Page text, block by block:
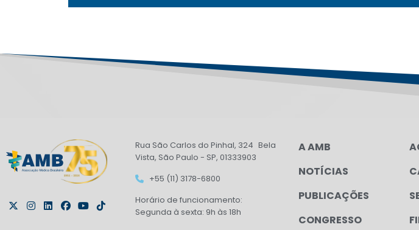
Rua São Carlos do Pinhal, 324 Bela
Vista, São Paulo - SP, 01333903
+55 (11) 3178-6800
Horário de funcionamento:
Segunda à sexta: 9h às 18h
A AMB
NOTÍCIAS
PUBLICAÇÕES
CONGRESSO